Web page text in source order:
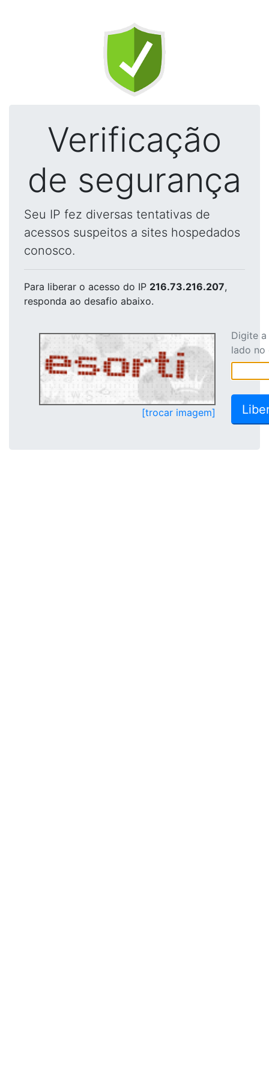
Verificação
de segurança
Seu IP fez diversas tentativas de
acessos suspeitos a sites hospedados
conosco.
Para liberar o acesso do IP 216.73.216.207,
responda ao desafio abaixo.
[trocar imagem]
Digite
lado no